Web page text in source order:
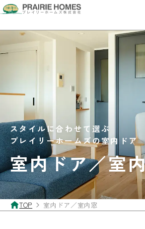
スタイルに合わせて選ぶ
プレイリーホームズの室内ドア
室内ドア／室
TOP 室内ドア／室内窓